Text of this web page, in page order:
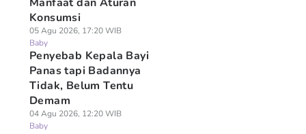
Konsumsi
05 Agu 2026, 17:20 WIB
Baby
Penyebab Kepala Bayi
Panas tapi Badannya
Tidak, Belum Tentu
Demam
04 Agu 2026, 12:20 WIB
Baby